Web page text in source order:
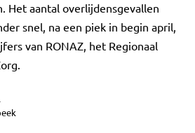
Het aantal overlijdensgevallen
snel, na een piek in begin april,
van RONAZ, het Regionaal